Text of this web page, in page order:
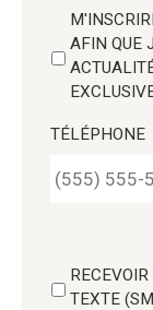
AFIN QUE
TÉLÉPHONE
TEXTE